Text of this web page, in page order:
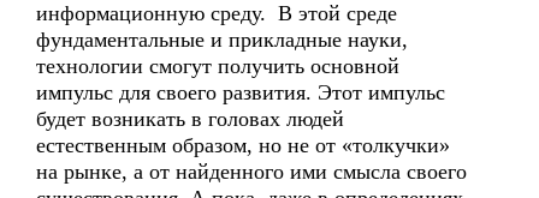
информационную среду. В этой среде
фундаментальные и прикладные науки,
технологии смогут получить основной
импульс для своего развития. Этот импульс
будет возникать в головах людей
естественным образом, но не от «толкучки»
на рынке, а от найденного ими смысла своего